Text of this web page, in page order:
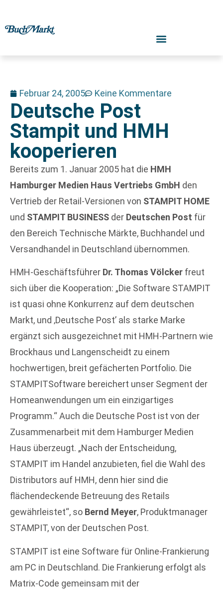
Februar 24, 2005 Keine Kommentare
Deutsche Post
Stampit und HMH
kooperieren
Bereits zum 1. Januar 2005 hat die HMH
Hamburger Medien Haus Vertriebs GmbH den
Vertrieb der Retail-Versionen von STAMPIT HOME
und STAMPIT BUSINESS der Deutschen Post für
den Bereich Technische Märkte, Buchhandel und
Versandhandel in Deutschland übernommen.
HMH-Geschäftsführer Dr. Thomas Völcker freut
sich über die Kooperation: „Die Software STAMPIT
ist quasi ohne Konkurrenz auf dem deutschen
Markt, und ‚Deutsche Post’ als starke Marke
ergänzt sich ausgezeichnet mit HMH-Partnern wie
Brockhaus und Langenscheidt zu einem
hochwertigen, breit gefächerten Portfolio. Die
STAMPITSoftware bereichert unser Segment der
Homeanwendungen um ein einzigartiges
Programm.“ Auch die Deutsche Post ist von der
Zusammenarbeit mit dem Hamburger Medien
Haus überzeugt. „Nach der Entscheidung,
STAMPIT im Handel anzubieten, fiel die Wahl des
Distributors auf HMH, denn hier sind die
flächendeckende Betreuung des Retails
gewährleistet“, so Bernd Meyer, Produktmanager
STAMPIT, von der Deutschen Post.
STAMPIT ist eine Software für Online-Frankierung
am PC in Deutschland. Die Frankierung erfolgt als
Matrix-Code gemeinsam mit der